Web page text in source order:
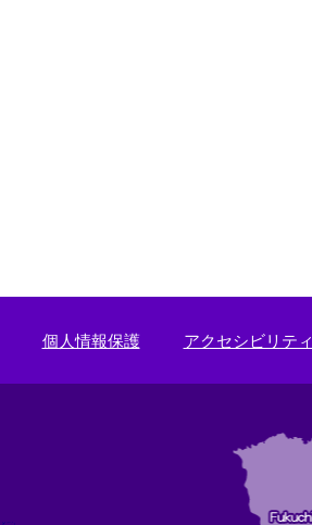
個人情報保護 アクセシビリティ